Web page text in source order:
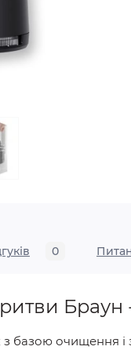
0
Браун
очищення і